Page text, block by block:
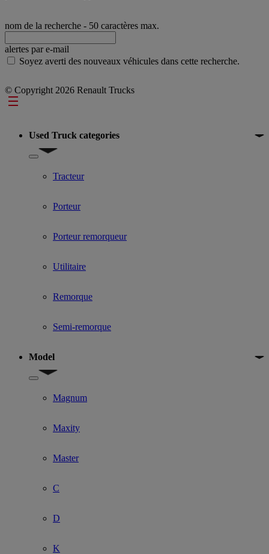
nom de la recherche - 50 caractères max.
alertes par e-mail
Soyez averti des nouveaux véhicules dans cette recherche.
© Copyright 2026 Renault Trucks
Footer
Used Truck categories
Show submenu for Used Truck categories
Tracteur
Porteur
Porteur remorqueur
Utilitaire
Remorque
Semi-remorque
Model
Show submenu for Model
Magnum
Maxity
Master
C
D
K